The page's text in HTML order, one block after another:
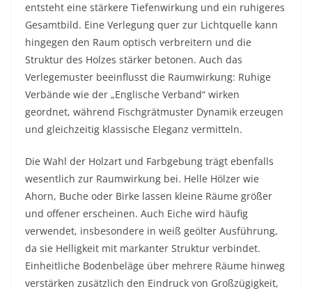
entsteht eine stärkere Tiefenwirkung und ein ruhigeres
Gesamtbild. Eine Verlegung quer zur Lichtquelle kann
hingegen den Raum optisch verbreitern und die
Struktur des Holzes stärker betonen. Auch das
Verlegemuster beeinflusst die Raumwirkung: Ruhige
Verbände wie der „Englische Verband“ wirken
geordnet, während Fischgrätmuster Dynamik erzeugen
und gleichzeitig klassische Eleganz vermitteln.
Die Wahl der Holzart und Farbgebung trägt ebenfalls
wesentlich zur Raumwirkung bei. Helle Hölzer wie
Ahorn, Buche oder Birke lassen kleine Räume größer
und offener erscheinen. Auch Eiche wird häufig
verwendet, insbesondere in weiß geölter Ausführung,
da sie Helligkeit mit markanter Struktur verbindet.
Einheitliche Bodenbeläge über mehrere Räume hinweg
verstärken zusätzlich den Eindruck von Großzügigkeit,